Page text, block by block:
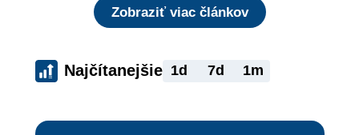
Zobraziť viac článkov
Najčítanejšie 1d 7d 1m